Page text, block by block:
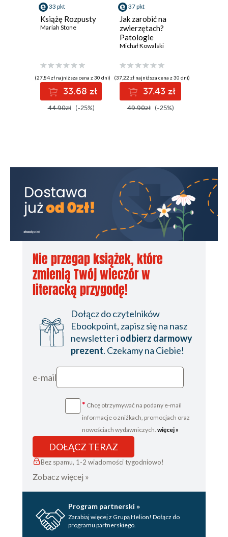
33 pkt
Książę Rozpusty
Mariah Stone
(27,84 zł najniższa cena z 30 dni)
33.68 zł
44.90zł (-25%)
37 pkt
Jak zarobić na
zwierzętach?
Patologie
petbiznesu
Michał Kowalski
(37,22 zł najniższa cena z 30 dni)
37.43 zł
49.90zł (-25%)
Nie przegap książek, które
zmienią Twój wieczór w
literacką przygodę!
Dołącz do czytelników
Ebookpoint, zapisz się na nasz
newsletter i odbierz darmowy
prezent. Czekamy na Ciebie!
e-mail
* Chcę otrzymywać na podany e-mail
informacje o zniżkach, promocjach oraz
nowościach wydawniczych. więcej »
DOŁĄCZ TERAZ
Bez spamu, 1-2 wiadomości tygodniowo!
Zobacz więcej »
Program partnerski »
Zarabiaj więcej z Grupą Helion! Dołącz do
programu partnerskiego.